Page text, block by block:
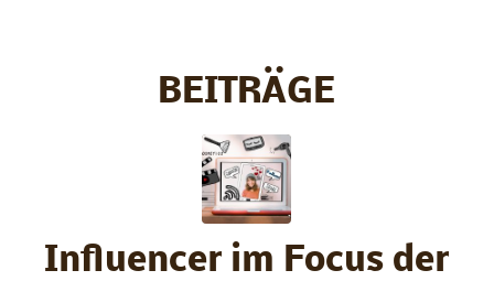
BEITRÄGE
Influencer im Focus der